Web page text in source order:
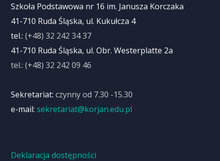
Szkoła Podstawowa nr 16 im. Janusza Korczaka
41-710 Ruda Śląska, ul. Kukułcza 4
tel.: (+48) 32 242 34 37
41-710 Ruda Śląska, ul. Obr. Westerplatte 2a
tel.: (+48) 32 242 09 46
Sekretariat: czynny od 7.30 -15.30
e-mail:sekretariat@korjan.edu.pl
Deklaracja dostępności